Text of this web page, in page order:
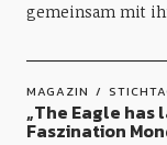
gemeinsam mit
MAGAZIN
„The Eagle has
Faszination